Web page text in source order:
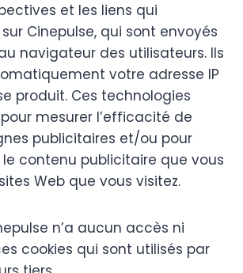
et les liens qui
Cinepulse, qui sont envoyés
navigateur des utilisateurs. Ils
votre adresse IP
produit. Ces technologies
mesurer l’efficacité de
publicitaires et/ou pour
le contenu publicitaire que vous
Web que vous visitez.
n’a aucun accès ni
cookies qui sont utilisés par